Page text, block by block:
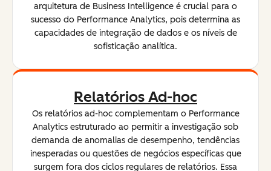
arquitetura de Business Intelligence é crucial para o
sucesso do Performance Analytics, pois determina as
capacidades de integração de dados e os níveis de
sofisticação analítica.
Relatórios Ad-hoc
Os relatórios ad-hoc complementam o Performance
Analytics estruturado ao permitir a investigação sob
demanda de anomalias de desempenho, tendências
inesperadas ou questões de negócios específicas que
surgem fora dos ciclos regulares de relatórios. Essa